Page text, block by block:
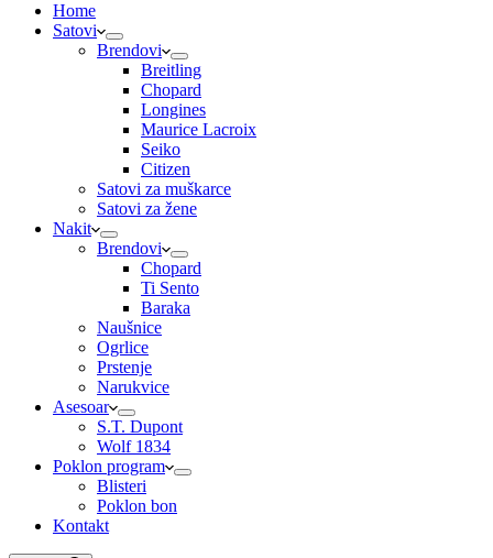
Home
Satovi
Brendovi
Breitling
Chopard
Longines
Maurice Lacroix
Seiko
Citizen
Satovi za muškarce
Satovi za žene
Nakit
Brendovi
Chopard
Ti Sento
Baraka
Naušnice
Ogrlice
Prstenje
Narukvice
Asesoar
S.T. Dupont
Wolf 1834
Poklon program
Blisteri
Poklon bon
Kontakt